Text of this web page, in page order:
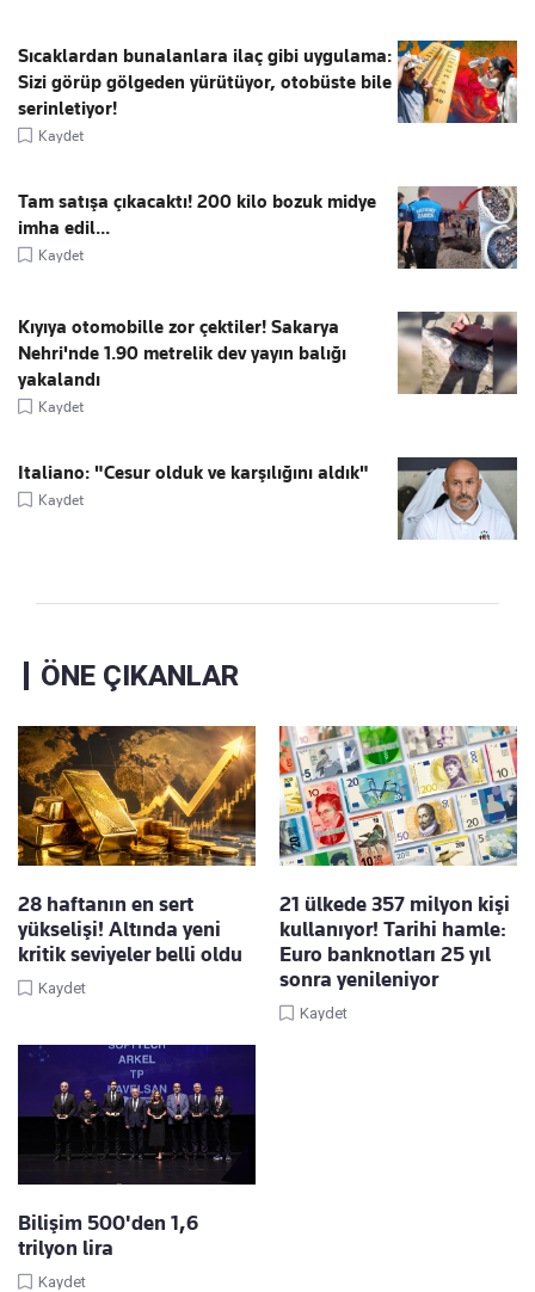
Sıcaklardan bunalanlara ilaç gibi uygulama:
Sizi görüp gölgeden yürütüyor, otobüste bile
serinletiyor!
Kaydet
Tam satışa çıkacaktı! 200 kilo bozuk midye
imha edil...
Kaydet
Kıyıya otomobille zor çektiler! Sakarya
Nehri'nde 1.90 metrelik dev yayın balığı
yakalandı
Kaydet
Italiano: "Cesur olduk ve karşılığını aldık"
Kaydet
ÖNE ÇIKANLAR
28 haftanın en sert
yükselişi! Altında yeni
kritik seviyeler belli oldu
Kaydet
21 ülkede 357 milyon kişi
kullanıyor! Tarihi hamle:
Euro banknotları 25 yıl
sonra yenileniyor
Kaydet
Bilişim 500'den 1,6
trilyon lira
Kaydet